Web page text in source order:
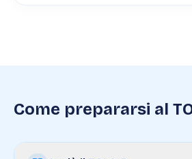
Come prepararsi al